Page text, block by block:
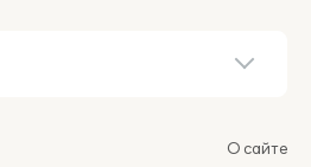
О сайте